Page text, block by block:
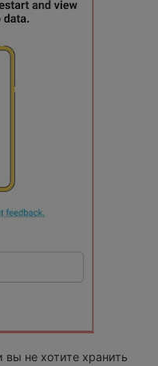
не хотите хранить